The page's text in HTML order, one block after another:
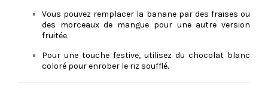
Vous pouvez remplacer la banane par des fraises ou
des morceaux de mangue pour une autre version
fruitée.
Pour une touche festive, utilisez du chocolat blanc
coloré pour enrober le riz soufflé.